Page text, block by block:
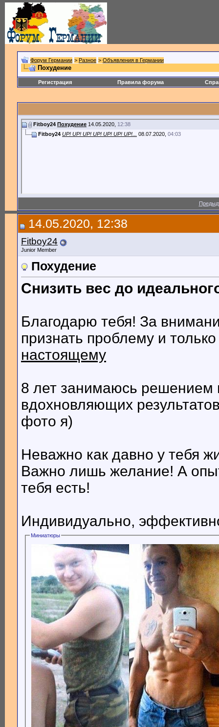
Форум Германии > Разное > Объявления в Германии
Похудение
Регистрация Правила форума
Fitboy24 Похудение 14.05.2020, 12:38
Fitboy24 UP! UP! UP! UP! UP! UP! UP!... 08.07.2020, 04:03
14.05.2020, 12:38
Fitboy24
Junior Member
Похудение
Снизить вес до
Благодарю тебя! За
признать проблему и
настоящему
8 лет занимаюсь решением
вдохновляющих
фото я)
Неважно как давно у тебя
Важно лишь желание! А
тебя есть!
Индивидуально,
Миниатюры